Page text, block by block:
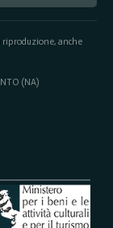
anche
(NA)